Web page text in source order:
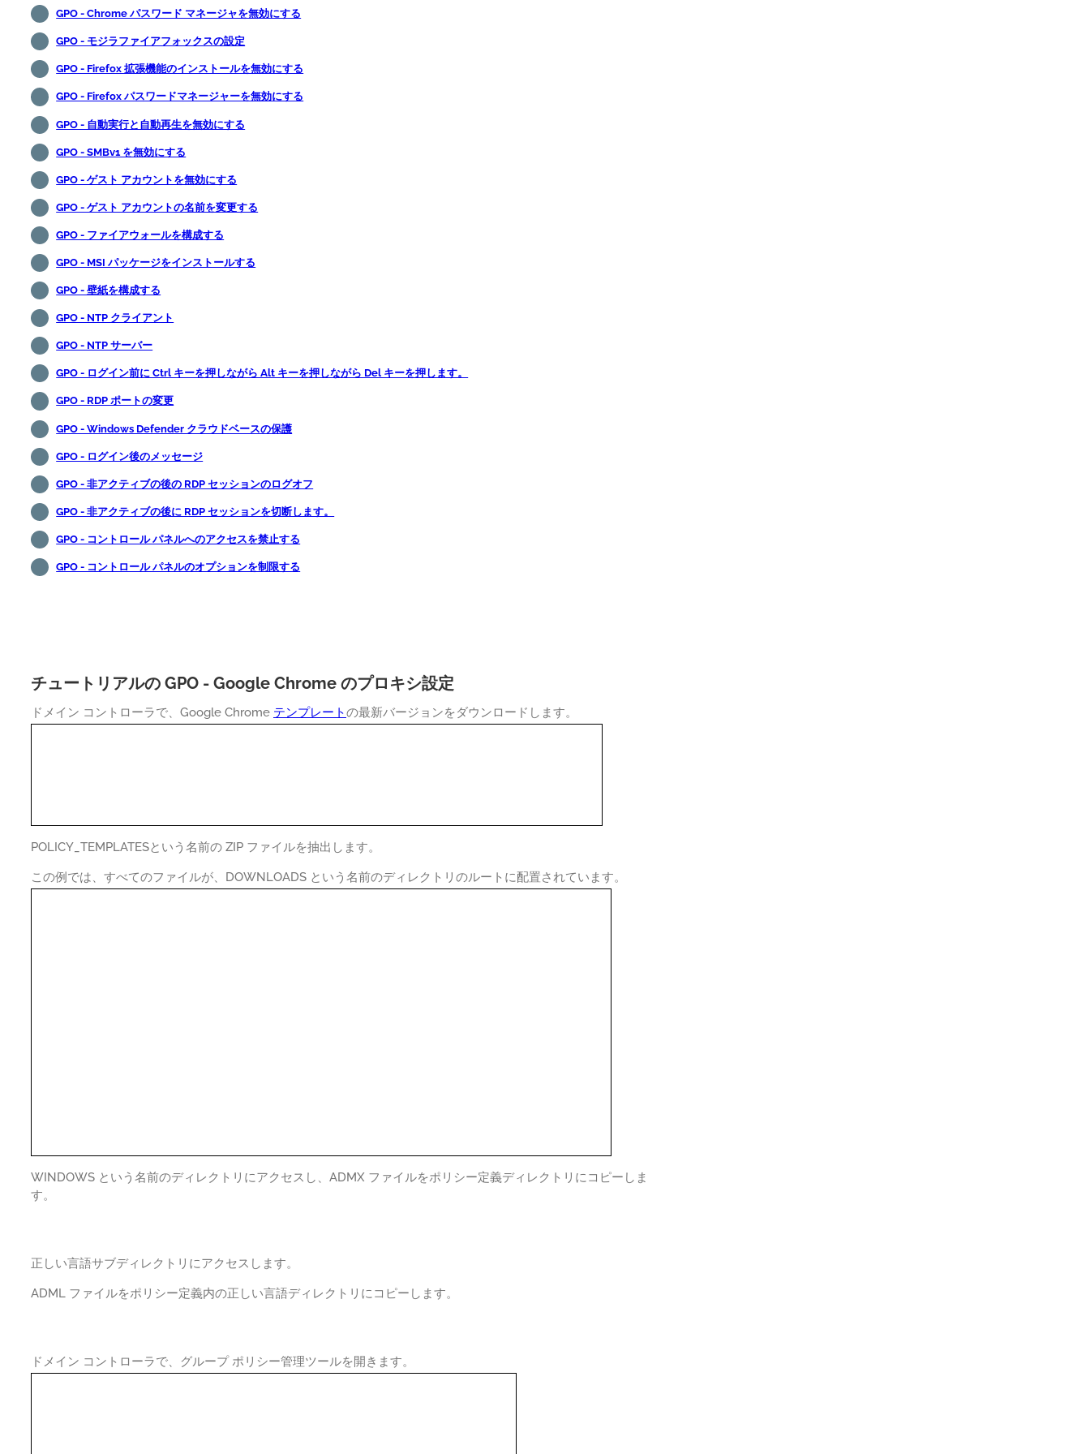
GPO - Chrome パスワード マネージャを無効にする
GPO - モジラファイアフォックスの設定
GPO - Firefox 拡張機能のインストールを無効にする
GPO - Firefox パスワードマネージャーを無効にする
GPO - 自動実行と自動再生を無効にする
GPO - SMBv1 を無効にする
GPO - ゲスト アカウントを無効にする
GPO - ゲスト アカウントの名前を変更する
GPO - ファイアウォールを構成する
GPO - MSI パッケージをインストールする
GPO - 壁紙を構成する
GPO - NTP クライアント
GPO - NTP サーバー
GPO - ログイン前に Ctrl キーを押しながら Alt キーを押しながら Del キーを押します。
GPO - RDP ポートの変更
GPO - Windows Defender クラウドベースの保護
GPO - ログイン後のメッセージ
GPO - 非アクティブの後の RDP セッションのログオフ
GPO - 非アクティブの後に RDP セッションを切断します。
GPO - コントロール パネルへのアクセスを禁止する
GPO - コントロール パネルのオプションを制限する
チュートリアルの GPO - Google Chrome のプロキシ設定
ドメイン コントローラで、Google Chrome テンプレートの最新バージョンをダウンロードします。
POLICY_TEMPLATESという名前の ZIP ファイルを抽出します。
この例では、すべてのファイルが、DOWNLOADS という名前のディレクトリのルートに配置されています。
WINDOWS という名前のディレクトリにアクセスし、ADMX ファイルをポリシー定義ディレクトリにコピーしま
す。
正しい言語サブディレクトリにアクセスします。
ADML ファイルをポリシー定義内の正しい言語ディレクトリにコピーします。
ドメイン コントローラで、グループ ポリシー管理ツールを開きます。